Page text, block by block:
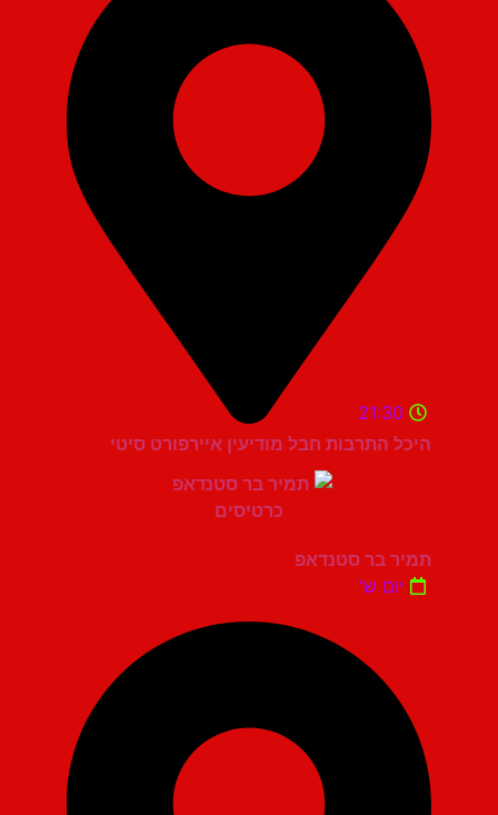
היכל התרבות חבל מודיעין איירפורט סיטי
21:30
תמיר בר סטנדאפ
יום ש'